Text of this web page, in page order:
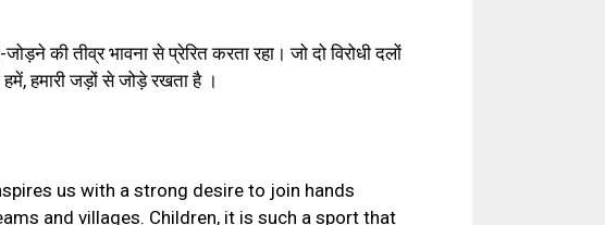
की तीव्र भावना से प्रेरित करता रहा। जो दो विरोधी दलों
हमारी जड़ों से जोड़े रखता है ।
us with a strong desire to join hands
and villages. Children, it is such a sport that